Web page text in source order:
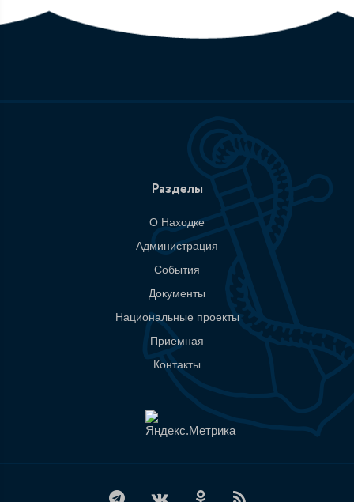
Разделы
О Находке
Администрация
События
Документы
Национальные проекты
Приемная
Контакты